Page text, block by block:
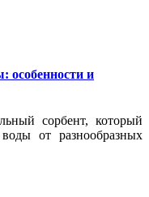
особенности и
сорбент, который
от разнообразных